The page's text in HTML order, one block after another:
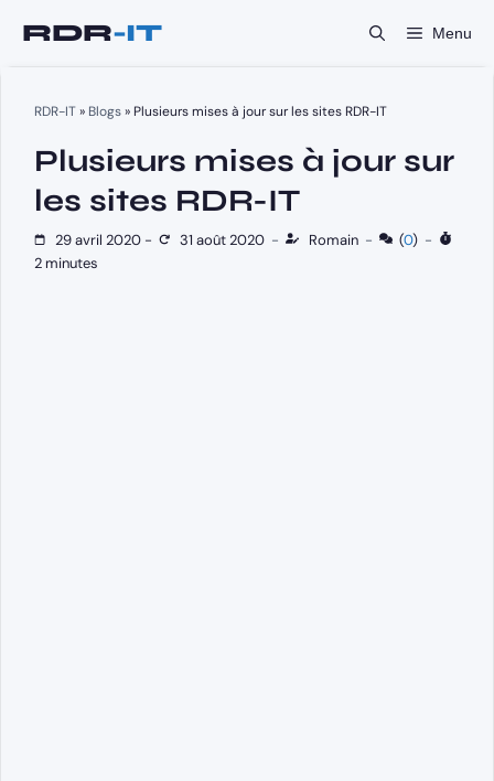
Menu
RDR-IT» Blogs» Plusieurs mises à jour sur les sites RDR-IT
Plusieurs mises à jour sur
les sites RDR-IT
29 avril 2020 - 31 août 2020 - Romain - (0) -
2 minutes